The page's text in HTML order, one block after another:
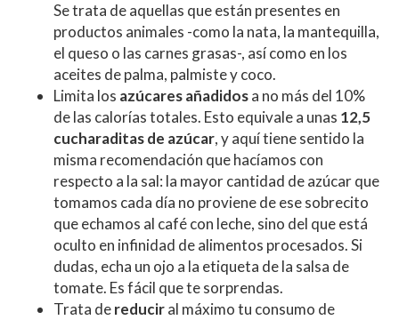
Se trata de aquellas que están presentes en
productos animales -como la nata, la mantequilla,
el queso o las carnes grasas-, así como en los
aceites de palma, palmiste y coco.
Limita los azúcares añadidosa no más del 10%
de las calorías totales. Esto equivale a unas 12,5
cucharaditas de azúcar, y aquí tiene sentido la
misma recomendación que hacíamos con
respecto a la sal: la mayor cantidad de azúcar que
tomamos cada día no proviene de ese sobrecito
que echamos al café con leche, sino del que está
oculto en infinidad de alimentos procesados. Si
dudas, echa un ojo a la etiqueta de la salsa de
tomate. Es fácil que te sorprendas.
Trata dereduciral máximo tu consumo de